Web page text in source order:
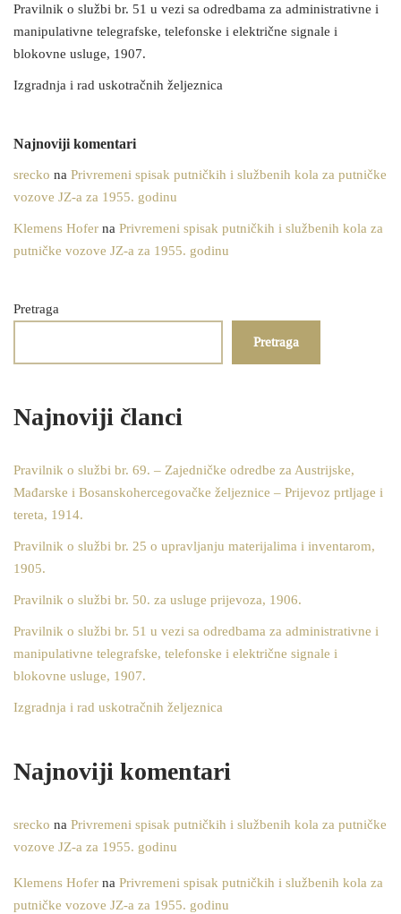
Pravilnik o službi br. 51 u vezi sa odredbama za administrativne i
manipulativne telegrafske, telefonske i električne signale i
blokovne usluge, 1907.
Izgradnja i rad uskotračnih željeznica
Najnoviji komentari
srecko na Privremeni spisak putničkih i službenih kola za putničke
vozove JZ-a za 1955. godinu
Klemens Hofer na Privremeni spisak putničkih i službenih kola za
putničke vozove JZ-a za 1955. godinu
Pretraga
Pretraga
Najnoviji članci
Pravilnik o službi br. 69. – Zajedničke odredbe za Austrijske,
Mađarske i Bosanskohercegovačke željeznice – Prijevoz prtljage i
tereta, 1914.
Pravilnik o službi br. 25 o upravljanju materijalima i inventarom,
1905.
Pravilnik o službi br. 50. za usluge prijevoza, 1906.
Pravilnik o službi br. 51 u vezi sa odredbama za administrativne i
manipulativne telegrafske, telefonske i električne signale i
blokovne usluge, 1907.
Izgradnja i rad uskotračnih željeznica
Najnoviji komentari
srecko na Privremeni spisak putničkih i službenih kola za putničke
vozove JZ-a za 1955. godinu
Klemens Hofer na Privremeni spisak putničkih i službenih kola za
putničke vozove JZ-a za 1955. godinu